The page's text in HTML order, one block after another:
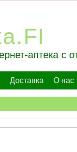
аптека с
Доставка О нас